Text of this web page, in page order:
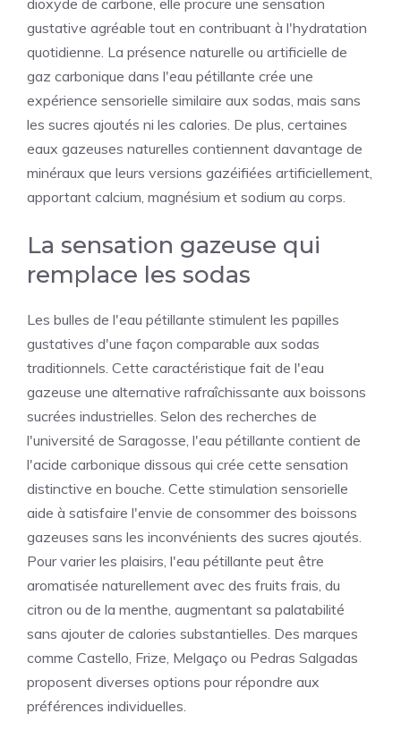
dioxyde de carbone, elle procure une sensation
gustative agréable tout en contribuant à l'hydratation
quotidienne. La présence naturelle ou artificielle de
gaz carbonique dans l'eau pétillante crée une
expérience sensorielle similaire aux sodas, mais sans
les sucres ajoutés ni les calories. De plus, certaines
eaux gazeuses naturelles contiennent davantage de
minéraux que leurs versions gazéifiées artificiellement,
apportant calcium, magnésium et sodium au corps.
La sensation gazeuse qui
remplace les sodas
Les bulles de l'eau pétillante stimulent les papilles
gustatives d'une façon comparable aux sodas
traditionnels. Cette caractéristique fait de l'eau
gazeuse une alternative rafraîchissante aux boissons
sucrées industrielles. Selon des recherches de
l'université de Saragosse, l'eau pétillante contient de
l'acide carbonique dissous qui crée cette sensation
distinctive en bouche. Cette stimulation sensorielle
aide à satisfaire l'envie de consommer des boissons
gazeuses sans les inconvénients des sucres ajoutés.
Pour varier les plaisirs, l'eau pétillante peut être
aromatisée naturellement avec des fruits frais, du
citron ou de la menthe, augmentant sa palatabilité
sans ajouter de calories substantielles. Des marques
comme Castello, Frize, Melgaço ou Pedras Salgadas
proposent diverses options pour répondre aux
préférences individuelles.